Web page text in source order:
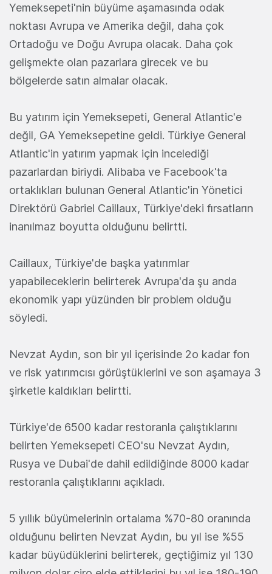
Yemeksepeti'nin büyüme aşamasında odak
noktası Avrupa ve Amerika değil, daha çok
Ortadoğu ve Doğu Avrupa olacak. Daha çok
gelişmekte olan pazarlara girecek ve bu
bölgelerde satın almalar olacak.
Bu yatırım için Yemeksepeti, General Atlantic'e
değil, GA Yemeksepetine geldi. Türkiye General
Atlantic'in yatırım yapmak için incelediği
pazarlardan biriydi. Alibaba ve Facebook'ta
ortaklıkları bulunan General Atlantic'in Yönetici
Direktörü Gabriel Caillaux, Türkiye'deki fırsatların
inanılmaz boyutta olduğunu belirtti.
Caillaux, Türkiye'de başka yatırımlar
yapabileceklerin belirterek Avrupa'da şu anda
ekonomik yapı yüzünden bir problem olduğu
söyledi.
Nevzat Aydın, son bir yıl içerisinde 2o kadar fon
ve risk yatırımcısı görüştüklerini ve son aşamaya 3
şirketle kaldıkları belirtti.
Türkiye'de 6500 kadar restoranla çalıştıklarını
belirten Yemeksepeti CEO'su Nevzat Aydın,
Rusya ve Dubai'de dahil edildiğinde 8000 kadar
restoranla çalıştıklarını açıkladı.
5 yıllık büyümelerinin ortalama %70-80 oranında
olduğunu belirten Nevzat Aydın, bu yıl ise %55
kadar büyüdüklerini belirterek, geçtiğimiz yıl 130